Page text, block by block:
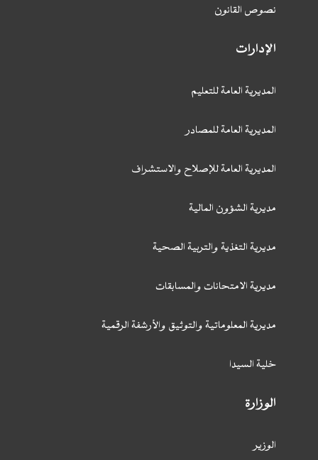
نصوص القانون
الإدارات
المديرية العامة للتعليم
المديرية العامة للمصادر
المديرية العامة للإصلاح والاستشراف
مديرية الشؤون المالية
مديرية التغذية والتربية الصحية
مديرية الامتحانات والمسابقات
مديرية المعلوماتية والتوثيق والأرشفة الرقمية
خلية السيدا
الوزارة
الوزير